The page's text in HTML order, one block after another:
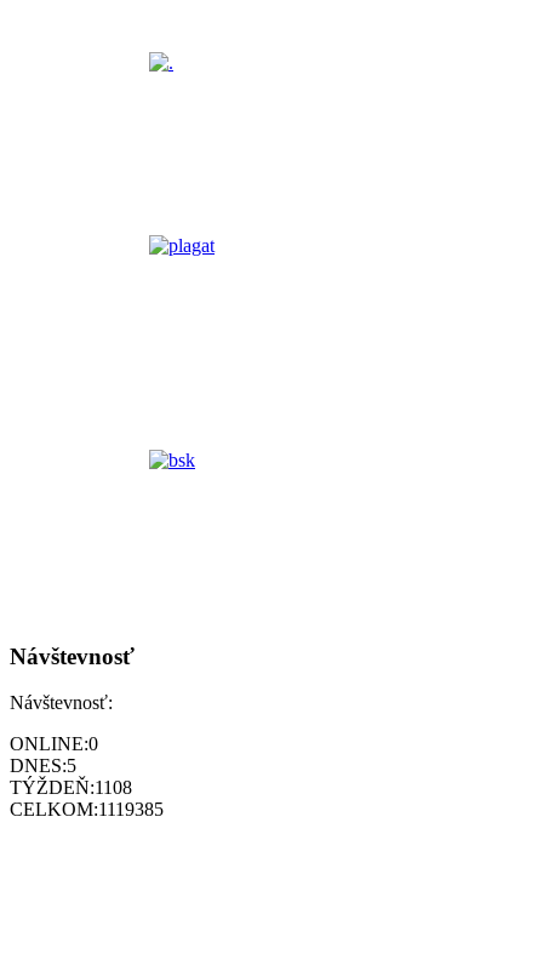
Návštevnosť
Návštevnosť:
ONLINE:0
DNES:5
TÝŽDEŇ:1108
CELKOM:1119385